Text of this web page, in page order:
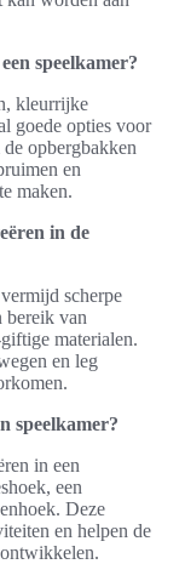
speelkamer?
kleurrijke
goede opties voor
opbergbakken
en
maken.
in de
scherpe
bereik van
materialen.
en leg
speelkamer?
in een
een
Deze
en helpen de